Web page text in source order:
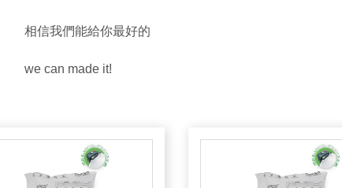
相信我們能給你最好的
we can made it!